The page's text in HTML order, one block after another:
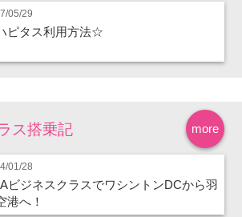
05/29
ピタス利用方法☆
more
ス搭乗記
01/28
ビジネスクラスでワシントンDCから羽
港へ！